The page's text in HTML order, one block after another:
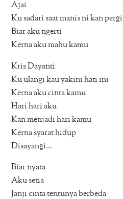
Ajai
Ku sadari saat manis ni kan pergi
Biar aku ngerti
Kerna aku mahu kamu
Kris Dayanti
Ku ulangi kau yakini hati ini
Kerna aku cinta kamu
Hari hari aku
Kan menjadi hari kamu
Kerna syarat hidup
Disayangi…
Biar nyata
Aku setia
Janji cinta tentunya berbeda